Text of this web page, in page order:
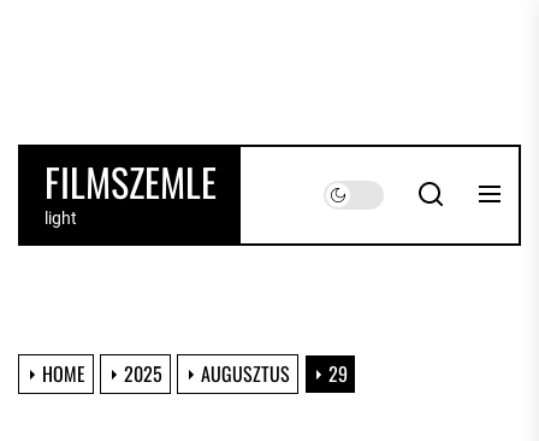
FILMSZEMLE
light
HOME 2025 AUGUSZTUS 29